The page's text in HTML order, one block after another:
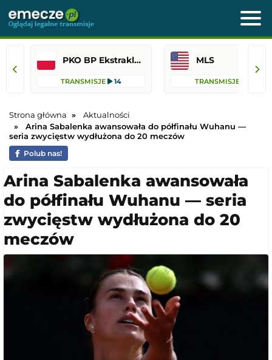
PKO BP Ekstraklasa
TRANSMISJE 14
MLS
TRANSMISJE
Strona główna
Aktualności
Arina Sabalenka awansowała do półfinału Wuhanu —
seria zwycięstw wydłużona do 20 meczów
Polub nas!
Arina Sabalenka awansowała
do półfinału Wuhanu — seria
zwycięstw wydłużona do 20
meczów